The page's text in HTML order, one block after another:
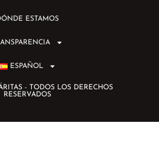
ESTAMOS
ESPAÑOL
- TODOS LOS DERECHOS
RESERVADOS